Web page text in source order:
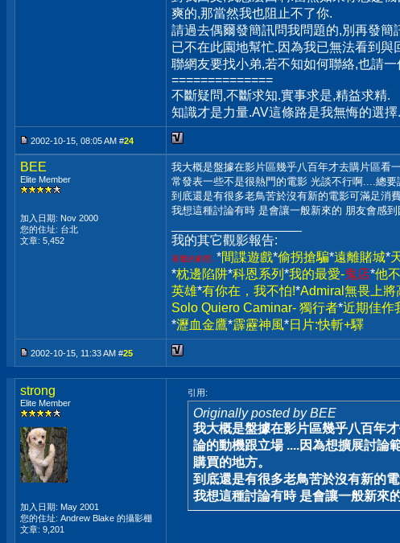
爽的,那當然我也阻止不了你.
請過去偶爾發簡訊問我問題的,別再發簡
已不在此園地幫忙.因為我已無法看到與
聯網友要找小弟,若不知如何聯絡,也請一
==============
不斷疑問,不斷求知.實事求是,精益求精.
知識才是力量.AV這條路是我無悔的選擇.
2002-10-15, 08:05 AM #24
BEE
Elite Member
加入日期: Nov 2000
您的住址: 台北
文章: 5,452
我大概是盤據在影片區幾乎八百年才去購片區看
常發表一些不是很熱門的電影 光談不行啊....總
到底還是有很多老鳥苦於沒有新的電影可滿足消
我想這種討論有時 是會讓一般新來的 朋友會感到
我的其它觀影報告:
著魔的劇照.. *間諜遊戲*偷拐搶騙*遠離賭城*
*枕邊陷阱*科恩系列 *我的最愛-鬼店*他
英雄*有你在，我不怕!*Admiral無畏上將
Solo Quiero Caminar- 獨行者*近期佳作
*瀝血金鷹*霹靂神風*日片:快斬+驛
2002-10-15, 11:33 AM #25
strong
Elite Member
加入日期: May 2001
您的住址: Andrew Blake 的攝影棚
文章: 9,201
引用:
Originally posted by BEE
我大概是盤據在影片區幾乎八百年
論的動機跟立場 ....因為想擴展討論
購買的地方。
到底還是有很多老鳥苦於沒有新的
我想這種討論有時 是會讓一般新來